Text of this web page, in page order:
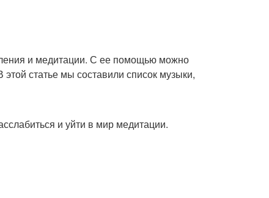
и медитации. С ее помощью можно
статье мы составили список музыки,
и уйти в мир медитации.